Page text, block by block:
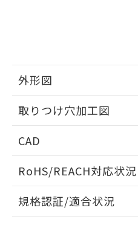
外形図
取りつけ穴加工図
CAD
ドすることができます。
ログイン
RoHS/REACH対応状況
EU RoHS 注意事項・凡例
規格認証/適合状況
マイパーツ機能
ビス）をご利用
メンバーズにご
および当社の共
品・サービスに
引・商談に必要
をご了承くださ
※2 対応予定月
部品在庫の切り替え
月が前後することがあ
※3 非含有証明書
下記の非含有証明書
とができます。
「ｅ」：有害物質（
準値以下であることを
「10」：通常の使用
質が外部に漏えいし、
及ぼさない年数を意味
販売先および販
法に輸出するお
合意する
白
情報を公開